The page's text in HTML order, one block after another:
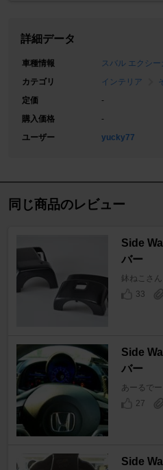
詳細データ
車種情報
スバル エクシー
カテゴリ
インテリア
定価
-
購入価格
-
ユーザー
yucky77
同じ商品のレビュー
Side
バー
鉢ねこさん
33
Side
バー
あーるで
27
Side